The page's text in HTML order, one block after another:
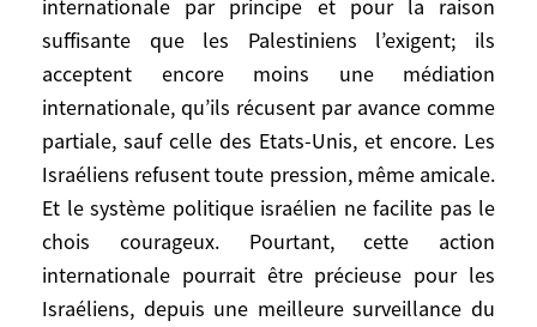
internationale par principe et pour la raison
suffisante que les Palestiniens l’exigent; ils
acceptent encore moins une médiation
internationale, qu’ils récusent par avance comme
partiale, sauf celle des Etats-Unis, et encore. Les
Israéliens refusent toute pression, même amicale.
Et le système politique israélien ne facilite pas le
chois courageux. Pourtant, cette action
internationale pourrait être précieuse pour les
Israéliens, depuis une meilleure surveillance du
les incitations à la haine anti-israélienne
dans les livres, les médias, les discours.
négociations politiques, sans préalable,
l’acceptation d’un mécanisme
international impartial d’observation. Cela
permettrait de mettre en œuvre les
conclusions de la Commission Mitchell et,
plus encore, d’aller au-delà, c’est-à-dire à